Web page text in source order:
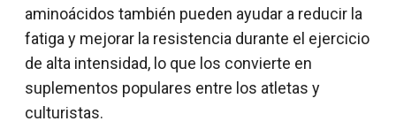
aminoácidos también pueden ayudar a reducir la
fatiga y mejorar la resistencia durante el ejercicio
de alta intensidad, lo que los convierte en
suplementos populares entre los atletas y
culturistas.